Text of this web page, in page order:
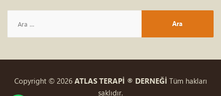
Copyright © 2026 ATLAS TERAPİ ® DERNEĞİ Tüm hakları
saklıdır.